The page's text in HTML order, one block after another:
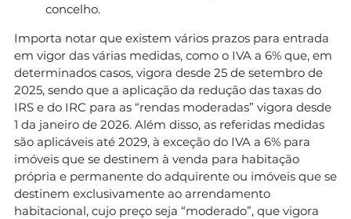
concelho.
Importa notar que existem vários prazos para entrada
em vigor das várias medidas, como o IVA a 6% que, em
determinados casos, vigora desde 25 de setembro de
2025, sendo que a aplicação da redução das taxas do
IRS e do IRC para as “rendas moderadas” vigora desde
1 da janeiro de 2026. Além disso, as referidas medidas
são aplicáveis até 2029, à exceção do IVA a 6% para
imóveis que se destinem à venda para habitação
própria e permanente do adquirente ou imóveis que se
destinem exclusivamente ao arrendamento
habitacional, cujo preço seja “moderado”, que vigora